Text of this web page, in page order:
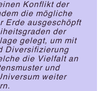
Konflikt der
die mögliche
Erde ausgeschöpft
der
gelegt, um mit
Diversifizierung
die Vielfalt an
und
weiter